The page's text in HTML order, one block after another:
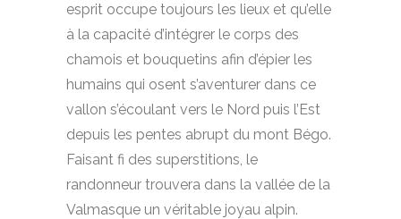
esprit occupe toujours les lieux et qu’elle
à la capacité d’intégrer le corps des
chamois et bouquetins afin d’épier les
humains qui osent s’aventurer dans ce
vallon s’écoulant vers le Nord puis l’Est
depuis les pentes abrupt du mont Bégo.
Faisant fi des superstitions, le
randonneur trouvera dans la vallée de la
Valmasque un véritable joyau alpin.